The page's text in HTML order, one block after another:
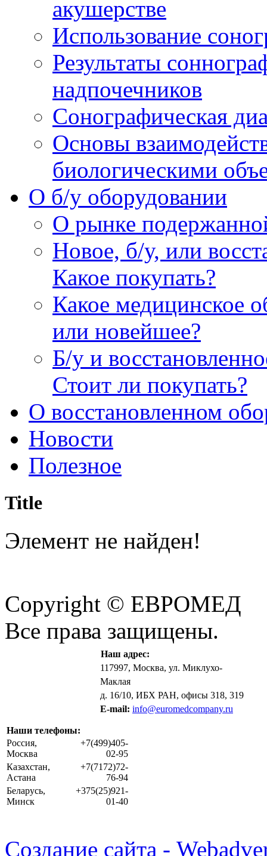
акушерстве
Использование
Результаты
надпочечников
Сонографическая
Основы
биологическими
O б/у оборудовании
О рынке
Новое, б/у, или
Какое покупать?
Какое медицинское
или новейшее?
Б/у и
Стоит ли покупать?
О восстановленном
Новости
Полезное
Title
Элемент не найден!
Copyright © ЕВРОМЕД
Все права защищены.
Наш адрес:
117997, Москва, ул. Миклухо-
Маклая
д. 16/10, ИБХ РАН, офисы 318, 319
E-mail: info@euromedcompany.ru
Наши телефоны:
Россия,
Москва
+7(499)405-
02-95
Казахстан,
Астана
+7(7172)72-
76-94
Беларусь,
Минск
+375(25)921-
01-40
Создание сайта -